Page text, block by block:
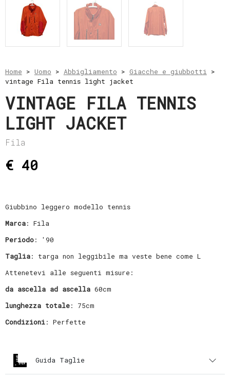
Privacy
Policy
Il
Home > Uomo > Abbigliamento > Giacche e giubbotti >
vintage Fila tennis light jacket
VINTAGE FILA TENNIS
LIGHT JACKET
Fila
€ 40
Giubbino leggero modello tennis
Marca: Fila
Periodo: '90
Taglia: targa non leggibile ma veste bene come L
Attenetevi alle seguenti misure:
da ascella ad ascella60cm
lunghezza totale: 75cm
Condizioni: Perfette
Guida Taglie